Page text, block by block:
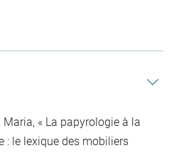
« La papyrologie à la
: le lexique des mobiliers